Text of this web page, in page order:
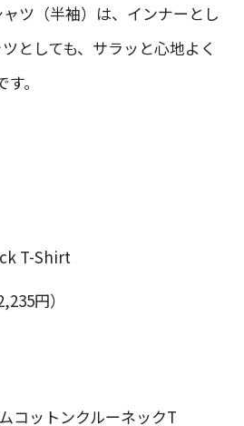
ツ（半袖）は、インナーとし
としても、サラッと心地よく
。
T-Shirt
円）
コットンクルーネックT